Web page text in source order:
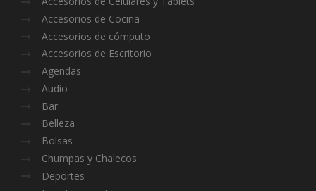
Accesorios de Cocina
Accesorios de cómputo
Accesorios de Escritorio
Agendas
Audio
Bar
Belleza
Bolsas
Chumpas y Chalecos
Deportes